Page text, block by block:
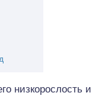
низкорослость и